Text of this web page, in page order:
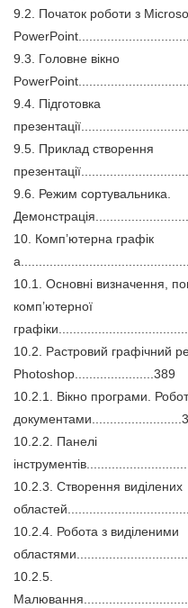
9.2. Початок роботи з
9.3. Головне вікно
9.4. Підготовка
9.5. Приклад створення
9.6. Режим сортувальника.
10. Комп’ютерна графік
10.1. Основні визначення,
комп’ютерної
10.2. Растровий графічний
Photoshop......................389
10.2.1. Вікно програми.
10.2.2. Панелі
10.2.3. Створення виділених
10.2.4. Робота з виділеними
10.2.5.